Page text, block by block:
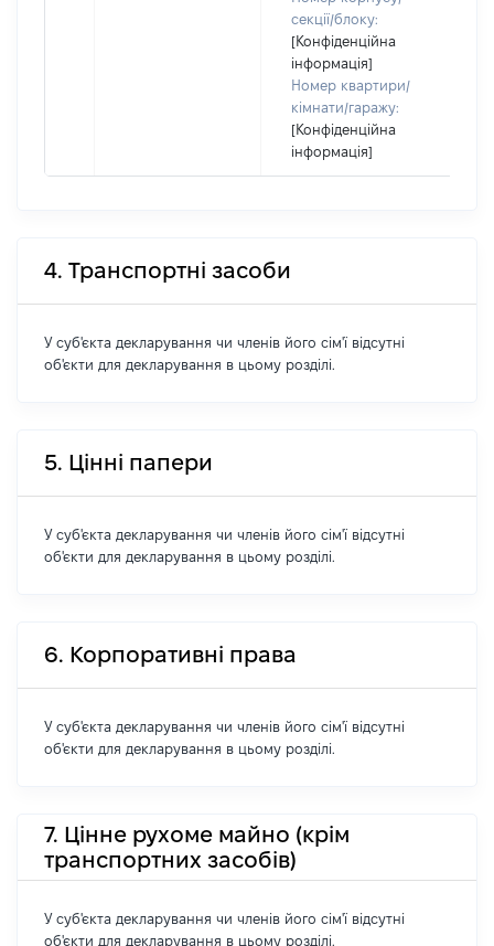
секції/блоку:
[Конфіденційна
інформація]
Номер квартири/
кімнати/гаражу:
[Конфіденційна
інформація]
4. Транспортні засоби
У суб'єкта декларування чи членів його сім'ї відсутні
об'єкти для декларування в цьому розділі.
5. Цінні папери
У суб'єкта декларування чи членів його сім'ї відсутні
об'єкти для декларування в цьому розділі.
6. Корпоративні права
У суб'єкта декларування чи членів його сім'ї відсутні
об'єкти для декларування в цьому розділі.
7. Цінне рухоме майно (крім
транспортних засобів)
У суб'єкта декларування чи членів його сім'ї відсутні
об'єкти для декларування в цьому розділі.